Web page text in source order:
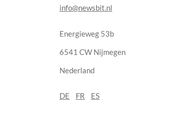
info@newsbit.nl
Energieweg 53b
6541 CW Nijmegen
Nederland
DE FR ES